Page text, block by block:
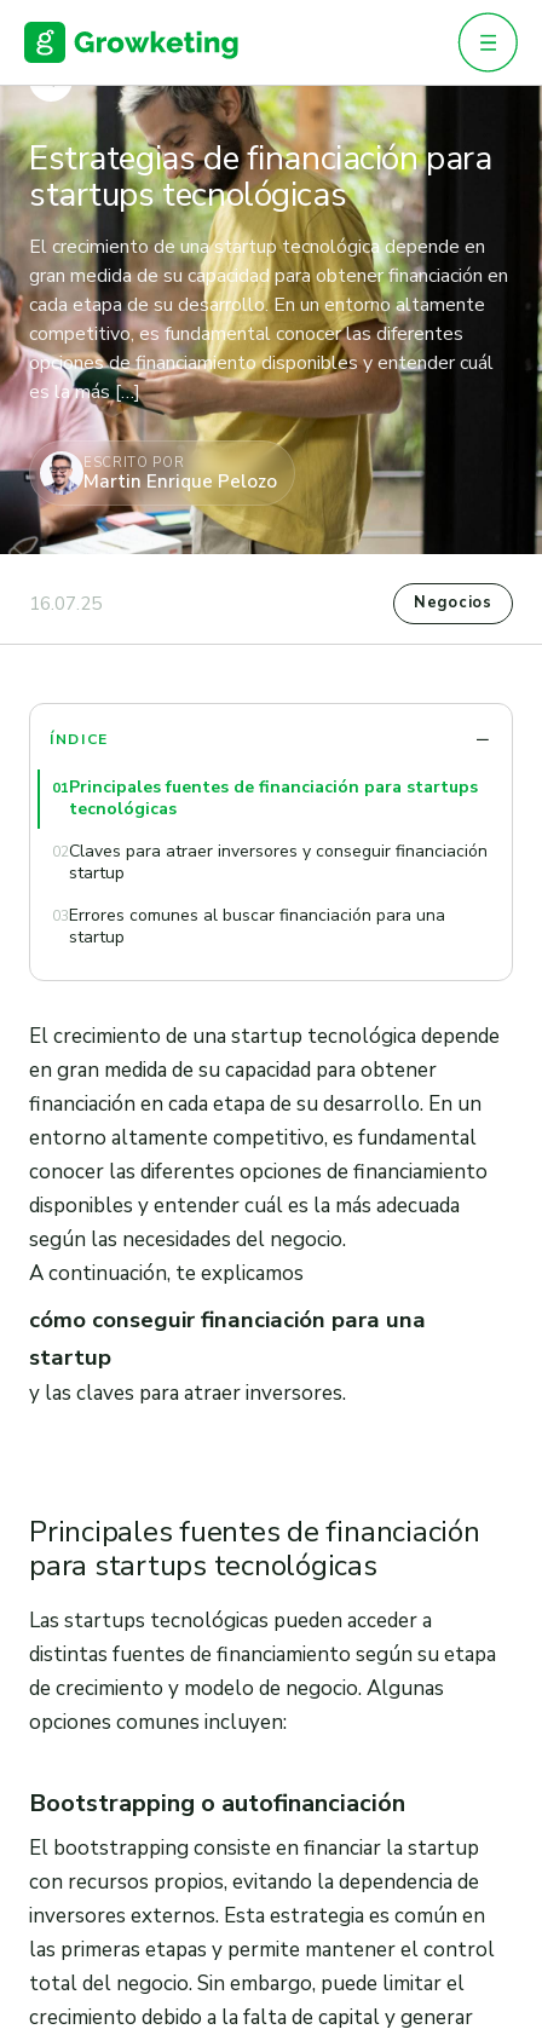
content
Estrategias de financiación para
startups tecnológicas
El crecimiento de una startup tecnológica depende en
gran medida de su capacidad para obtener financiación en
cada etapa de su desarrollo. En un entorno altamente
competitivo, es fundamental conocer las diferentes
opciones de financiamiento disponibles y entender cuál
es la más […]
ESCRITO POR
Martin Enrique Pelozo
16.07.25 Negocios
ÍNDICE
01Principales fuentes de financiación para startups
tecnológicas
02Claves para atraer inversores y conseguir financiación
startup
03Errores comunes al buscar financiación para una
startup
El crecimiento de una startup tecnológica depende
en gran medida de su capacidad para obtener
financiación en cada etapa de su desarrollo. En un
entorno altamente competitivo, es fundamental
conocer las diferentes opciones de financiamiento
disponibles y entender cuál es la más adecuada
según las necesidades del negocio.
A continuación, te explicamos
cómo conseguir financiación para una
startup
y las claves para atraer inversores.
Principales fuentes de financiación
para startups tecnológicas
Las startups tecnológicas pueden acceder a
distintas fuentes de financiamiento según su etapa
de crecimiento y modelo de negocio. Algunas
opciones comunes incluyen:
Bootstrapping o autofinanciación
El bootstrapping consiste en financiar la startup
con recursos propios, evitando la dependencia de
inversores externos. Esta estrategia es común en
las primeras etapas y permite mantener el control
total del negocio. Sin embargo, puede limitar el
crecimiento debido a la falta de capital y generar